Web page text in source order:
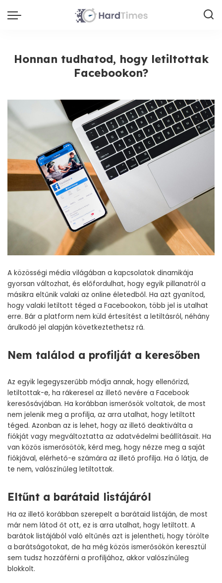
Honnan tudhatod, hogy letiltottak
Facebookon?
A közösségi média világában a kapcsolatok dinamikája
gyorsan változhat, és előfordulhat, hogy egyik pillanatról a
másikra eltűnik valaki az online életedből. Ha azt gyanítod,
hogy valaki letiltott téged a Facebookon, több jel is utalhat
erre. Bár a platform nem küld értesítést a letiltásról, néhány
árulkodó jel alapján következtethetsz rá.
Nem találod a profilját a keresőben
Az egyik legegyszerűbb módja annak, hogy ellenőrizd,
letiltottak-e, ha rákeresel az illető nevére a Facebook
keresősávjában. Ha korábban ismerősök voltatok, de most
nem jelenik meg a profilja, az arra utalhat, hogy letiltott
téged. Azonban az is lehet, hogy az illető deaktiválta a
fiókját vagy megváltoztatta az adatvédelmi beállításait. Ha
van közös ismerősötök, kérd meg, hogy nézze meg a saját
fiókjával, elérhető-e számára az illető profilja. Ha ő látja, de
te nem, valószínűleg letiltottak.
Eltűnt a barátaid listájáról
Ha az illető korábban szerepelt a barátaid listáján, de most
már nem látod őt ott, ez is arra utalhat, hogy letiltott. A
barátok listájából való eltűnés azt is jelentheti, hogy törölte
a barátságotokat, de ha még közös ismerősökön keresztül
sem tudsz hozzáférni a profiljához, akkor valószínűleg
blokkolt.